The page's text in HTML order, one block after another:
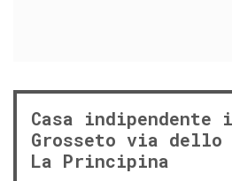
Casa indipendente
Grosseto via dello
La Principina